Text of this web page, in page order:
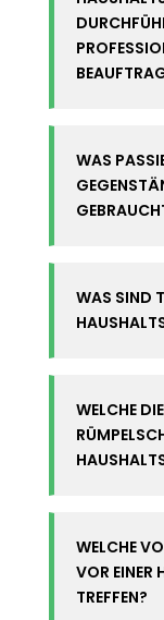
WAS
WAS SIND
WELCHE
WELCHE
VOR EINER
TREFFEN?